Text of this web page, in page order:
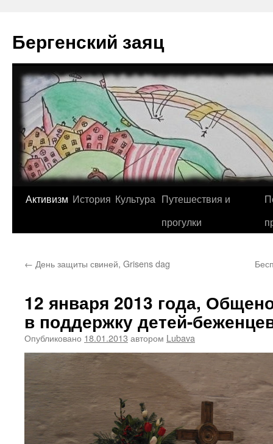
содержимому
Бергенский заяц
Активизм История Культура Путешествия и
прогулки
← День защиты свиней, Grisens dag
12 января 2013 года,
в поддержку детей-
Опубликовано 18.01.2013 автором Lubava